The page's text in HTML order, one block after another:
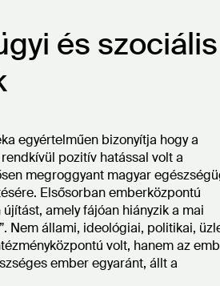
és szociális
egyértelműen bizonyítja hogy a
pozitív hatással volt a
megroggyant magyar
Elsősorban emberközpontú
amely fájóan hiányzik a mai
Nem állami, ideológiai, politikai,
volt, hanem az
ember egyaránt, állt a